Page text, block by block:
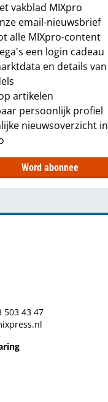
vakblad MIXpro
email-nieuwsbrief
alle MIXpro-content
een login cadeau
en details van
artikelen
persoonlijk profiel
nieuwsoverzicht in
Word abonnee
503 43 47